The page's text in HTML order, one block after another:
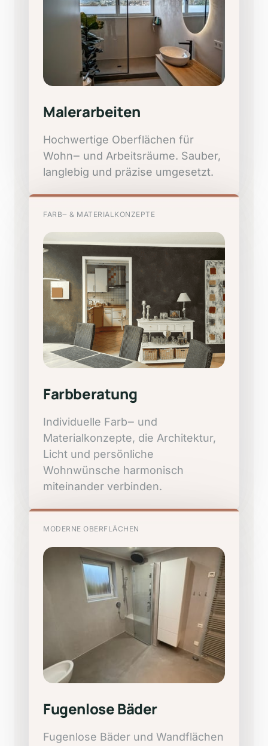
Malerarbeiten
Hochwertige Oberflächen
Wohn‒ und Arbeitsräume.
langlebig und präzise umgesetzt.
FARB‒ & MATERIALKONZEPTE
Farbberatung
Individuelle Farb‒
Materialkonzepte, die
Licht und
Wohnwünsche
miteinander verbinden.
MODERNE OBERFLÄCHEN
Fugenlose Bäder
Fugenlose Bäder und